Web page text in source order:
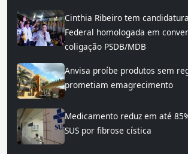
Cinthia Ribeiro tem
Federal homologada em
coligação PSDB/MDB
Anvisa proíbe produtos sem
prometiam emagrecimento
Medicamento reduz em até
SUS por fibrose cística